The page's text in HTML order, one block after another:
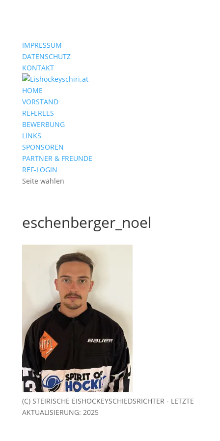
IMPRESSUM
DATENSCHUTZ
KONTAKT
HOME
VORSTAND
REFEREES
BEWERBUNG
LINKS
SPONSOREN
PARTNER & FREUNDE
REF-LOGIN
Seite wählen
eschenberger_noel
(C) STEIRISCHE EISHOCKEYSCHIEDSRICHTER - LETZTE
AKTUALISIERUNG: 2025